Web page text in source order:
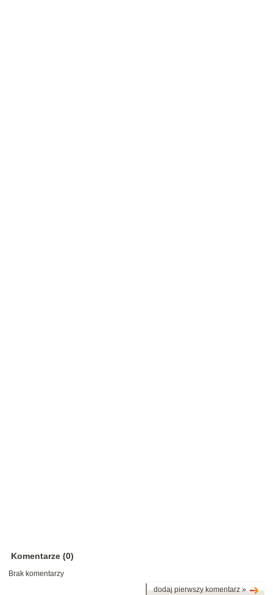
Komentarze (0)
Brak komentarzy
dodaj pierwszy komentarz »